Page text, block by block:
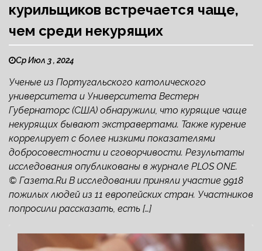
курильщиков встречается чаще,
чем среди некурящих
Ср Июл 3 , 2024
Ученые из Португальского католического
университета и Университета Вестерн
Губернаторс (США) обнаружили, что курящие чаще
некурящих бывают экстравертами. Также курение
коррелирует с более низкими показателями
добросовестности и сговорчивости. Результаты
исследования опубликованы в журнале PLOS ONE.
© Газета.Ru В исследовании приняли участие 9918
пожилых людей из 11 европейских стран. Участников
попросили рассказать, есть […]